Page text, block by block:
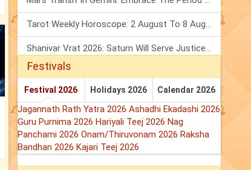
Tarot Weekly Horoscope: 2 August To 8 August, 2026
Shanivar Vrat 2026: Saturn Will Serve Justice In Sawan Month!
Festivals
Festival 2026 Holidays 2026 Calendar 2026
Jagannath Rath Yatra 2026 Ashadhi Ekadashi 2026
Guru Purnima 2026 Hariyali Teej 2026 Nag
Panchami 2026 Onam/Thiruvonam 2026 Raksha
Bandhan 2026 Kajari Teej 2026